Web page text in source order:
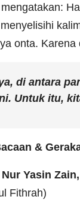
onta.
di antara
Untuk itu,
&
Yasin
Fithrah)